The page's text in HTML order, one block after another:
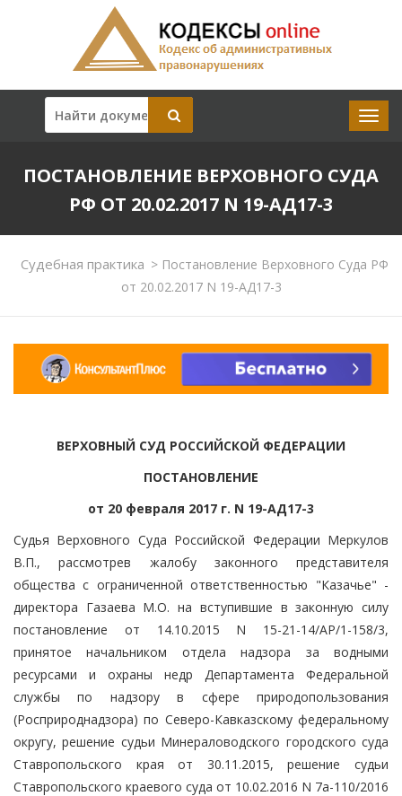
ПОСТАНОВЛЕНИЕ ВЕРХОВНОГО СУДА
РФ ОТ 20.02.2017 N 19-АД17-3
Судебная практика >Постановление Верховного Суда РФ
от 20.02.2017 N 19-АД17-3
ВЕРХОВНЫЙ СУД РОССИЙСКОЙ ФЕДЕРАЦИИ
ПОСТАНОВЛЕНИЕ
от 20 февраля 2017 г. N 19-АД17-3
Судья Верховного Суда Российской Федерации Меркулов
В.П., рассмотрев жалобу законного представителя
общества с ограниченной ответственностью "Казачье" -
директора Газаева М.О. на вступившие в законную силу
постановление от 14.10.2015 N 15-21-14/АР/1-158/3,
принятое начальником отдела надзора за водными
ресурсами и охраны недр Департамента Федеральной
службы по надзору в сфере природопользования
(Росприроднадзора) по Северо-Кавказскому федеральному
округу, решение судьи Минераловодского городского суда
Ставропольского края от 30.11.2015, решение судьи
Ставропольского краевого суда от 10.02.2016 N 7а-110/2016